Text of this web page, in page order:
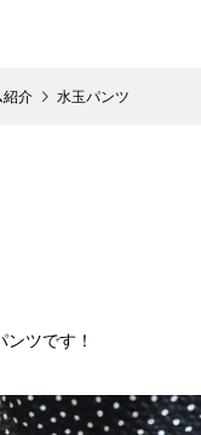
紹介 水玉パンツ
ツです！